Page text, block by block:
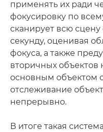
применять их ради
фокусировку по
сканирует всю сцену
секунду, оценивая
фокуса, а также
вторичных
основным объектом
отслеживание
непрерывно.
В итоге такая